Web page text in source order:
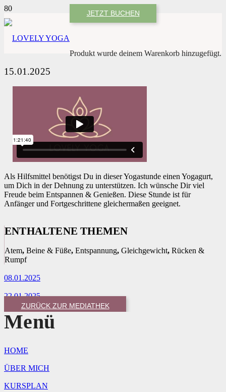
JETZT BUCHEN
Produkt wurde deinem Warenkorb hinzugefügt.
15.01.2025
Als Hilfsmittel benötigst Du in dieser Yogastunde einen Yogagurt,
um Dich in der Dehnung zu unterstützen. Ich wünsche Dir viel
Freude beim Entspannen & Genießen. Diese Stunde ist für
Anfänger und Fortgeschrittene gleichermaßen geeignet.
ENTHALTENE THEMEN
Atem, Beine & Füße, Entspannung, Gleichgewicht, Rücken &
Rumpf
08.01.2025
22.01.2025
ZURÜCK ZUR MEDIATHEK
Menü
HOME
ÜBER MICH
KURSPLAN